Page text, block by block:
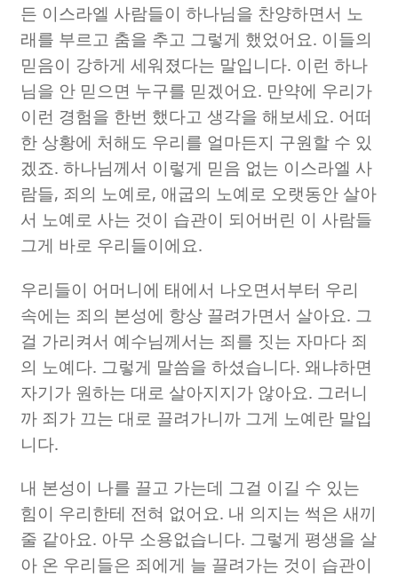
든 이스라엘 사람들이 하나님을 찬양하면서 노
래를 부르고 춤을 추고 그렇게 했었어요. 이들의
믿음이 강하게 세워졌다는 말입니다. 이런 하나
님을 안 믿으면 누구를 믿겠어요. 만약에 우리가
이런 경험을 한번 했다고 생각을 해보세요. 어떠
한 상황에 처해도 우리를 얼마든지 구원할 수 있
겠죠. 하나님께서 이렇게 믿음 없는 이스라엘 사
람들, 죄의 노예로, 애굽의 노예로 오랫동안 살아
서 노예로 사는 것이 습관이 되어버린 이 사람들
그게 바로 우리들이에요.
우리들이 어머니에 태에서 나오면서부터 우리
속에는 죄의 본성에 항상 끌려가면서 살아요. 그
걸 가리켜서 예수님께서는 죄를 짓는 자마다 죄
의 노예다. 그렇게 말씀을 하셨습니다. 왜냐하면
자기가 원하는 대로 살아지지가 않아요. 그러니
까 죄가 끄는 대로 끌려가니까 그게 노예란 말입
니다.
내 본성이 나를 끌고 가는데 그걸 이길 수 있는
힘이 우리한테 전혀 없어요. 내 의지는 썩은 새끼
줄 같아요. 아무 소용없습니다. 그렇게 평생을 살
아 온 우리들은 죄에게 늘 끌려가는 것이 습관이